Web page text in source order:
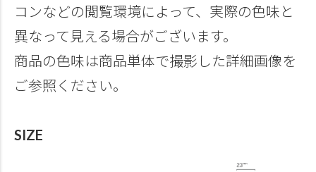
コンなどの閲覧環境によって、実際の色味と
異なって見える場合がございます。
商品の色味は商品単体で撮影した詳細画像を
ご参照ください。
SIZE